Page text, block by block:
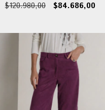
$120.980,00 $84.686,00